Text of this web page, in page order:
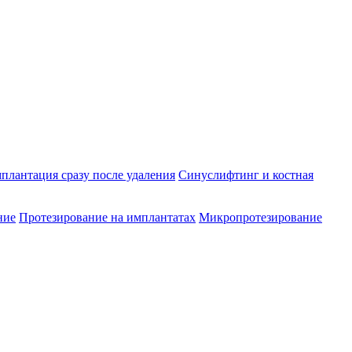
сразу после удаления Синуслифтинг и костная
Протезирование на имплантатах Микропротезирование